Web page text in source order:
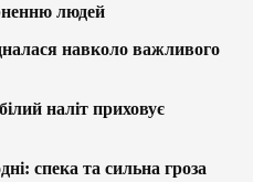
людей
навколо важливого
наліт приховує
спека та сильна гроза